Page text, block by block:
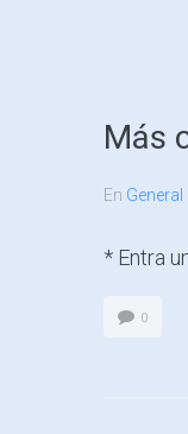
Más
En General
* Entra
0